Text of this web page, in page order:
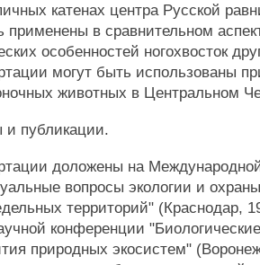
катенах центра Русской
применены в сравнительном
особенностей ногохвосток
могут быть использованы
животных в Центральном
и публикации.
доложены на
вопросы экологии и
территорий" (Краснодар,
конференции
природных экосистем"